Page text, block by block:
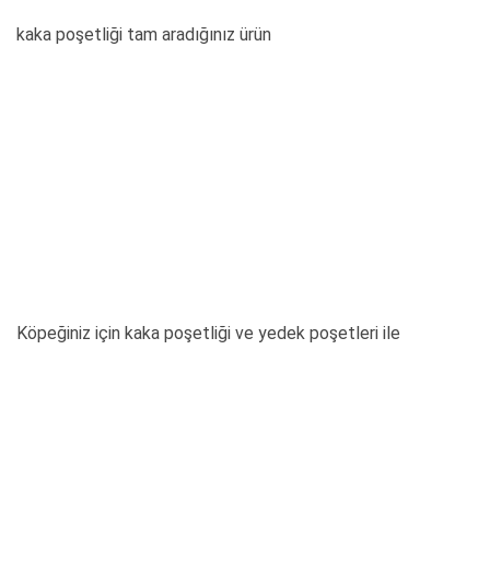
kaka poşetliği tam aradığınız ürün
Köpeğiniz için kaka poşetliği ve yedek poşetleri ile